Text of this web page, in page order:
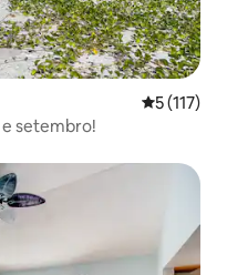
5 de uma
5 (117)
e setembro!